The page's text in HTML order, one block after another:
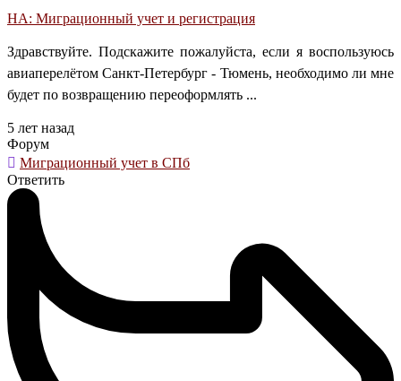
НА: Миграционный учет и регистрация
Здравствуйте. Подскажите пожалуйста, если я воспользуюсь
авиаперелётом Санкт-Петербург - Тюмень, необходимо ли мне
будет по возвращению переоформлять ...
5 лет назад
Форум
Миграционный учет в СПб
Ответить